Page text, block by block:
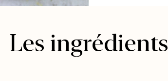
Les ingrédients